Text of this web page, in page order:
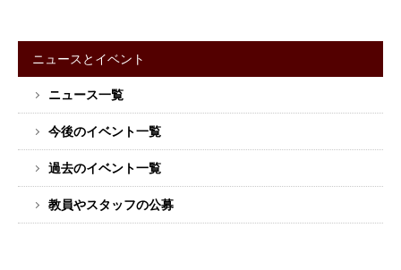
ー
メ
ニ
ュ
ニュースとイベント
ニュース一覧
今後のイベント一覧
過去のイベント一覧
教員やスタッフの公募